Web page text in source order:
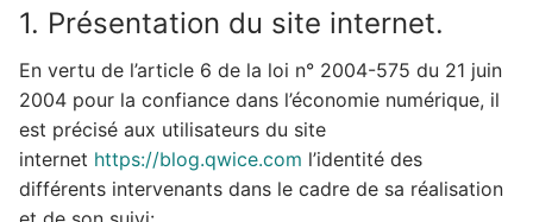
1. Présentation du site internet.
En vertu de l’article 6 de la loi n° 2004-575 du 21 juin
2004 pour la confiance dans l’économie numérique, il
est précisé aux utilisateurs du site
internet https://blog.qwice.com l’identité des
différents intervenants dans le cadre de sa réalisation